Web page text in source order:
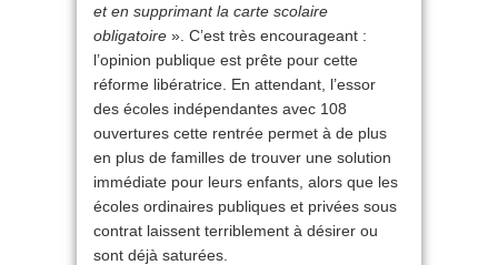
et en supprimant la carte scolaire
obligatoire ». C’est très encourageant :
l’opinion publique est prête pour cette
réforme libératrice. En attendant, l’essor
des écoles indépendantes avec 108
ouvertures cette rentrée permet à de plus
en plus de familles de trouver une solution
immédiate pour leurs enfants, alors que les
écoles ordinaires publiques et privées sous
contrat laissent terriblement à désirer ou
sont déjà saturées.